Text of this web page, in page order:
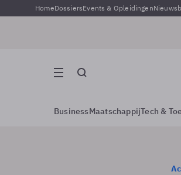
HomeDossiersEvents & Opleidingen
BusinessMaatschappijTech &